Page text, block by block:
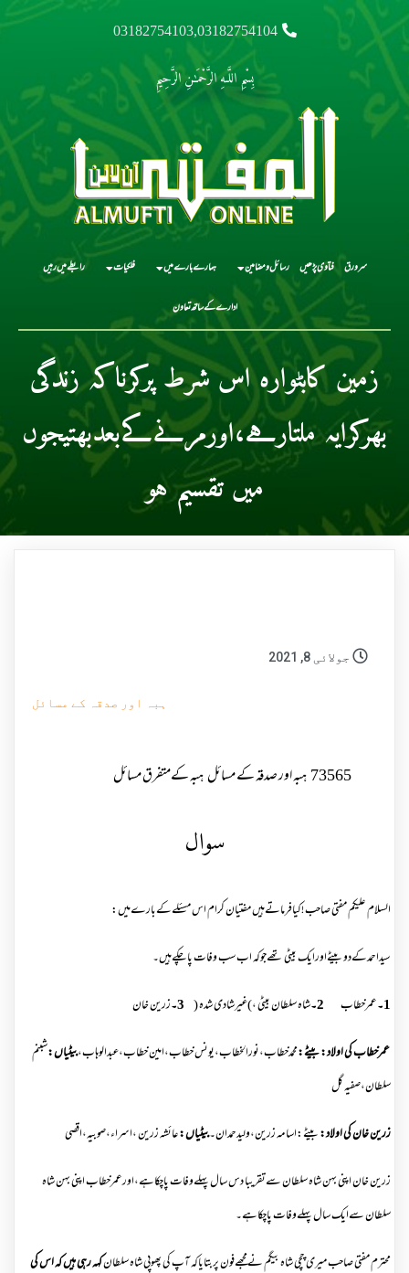
03182754103,03182754104
بِسْمِ اللَّـهِ الرَّحْمَـٰنِ الرَّحِيمِ
سرورق فتاوی پڑھیں رسائل و مضامین ہمارے بارے میں فلکیات رابطے میں رہیں
ادارے کے ساتھ تعاون
زمین کابٹوارہ اس شرط پرکرناکہ زندگی
بھرکرایہ ملتارہے،اورمرنےکےبعدبھتیجوں
میں تقسیم ہو
جولائی 8, 2021
ہبہ اور صدقہ کے مسائل
73565ہبہ اور صدقہ کے مسائلہبہ کےمتفرق مسائل
سوال
السلام علیکم مفتی صاحب !کیافرماتےہیں مفتیان کرام اس مسئلےکےبارےمیں:
سیداحمدکےدوبیٹےاورایک بیٹی تھےجوکہ اب سب وفات پاچکےہیں۔
1۔ عمرخطاب 2۔ شاہ سلطان بیٹی ،)غیرشادی شدہ ( 3۔ زرین خان
عمرخطاب کی اولاد:بیٹے:محمدخطاب،نورالخطاب،یونس خطاب،امین خطاب،عبدالوہاب،بیٹیاں:شبنم
سلطان،صفیہ گل
زرین خان کی اولاد:بیٹے:اسامہ زرین،ولیدحمدان۔بیٹیاں:عائشہ زرین ،اسراء،صوبیہ،اقصی
زرین خان اپنی بہن شاہ سلطان سےتقریبا دس سال پہلےوفات پاچکاہے،اورعمرخطاب اپنی بہن شاہ
سلطان سےایک سال پہلےوفات پاچکاہے۔
محترم مفتی صاحب میری چچی شاہ بیگم نےمجھےفون پربتایاکہ آپ کی پھوپی شاہ سلطانکہہ رہی ہیں کہ اس کی